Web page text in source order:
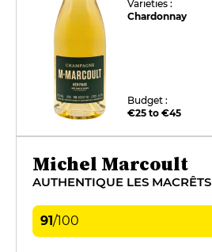
Varieties :
Chardonnay
Budget :
€25 to €45
Michel Marcoult
AUTHENTIQUE LES MACRÊTS
91/100